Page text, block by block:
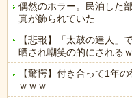
偶然のホラー。民泊した
真が飾られていた
【悲報】「太鼓の達人」
晒され嘲笑の的にされる
【驚愕】付き合って1年
ｗｗｗ